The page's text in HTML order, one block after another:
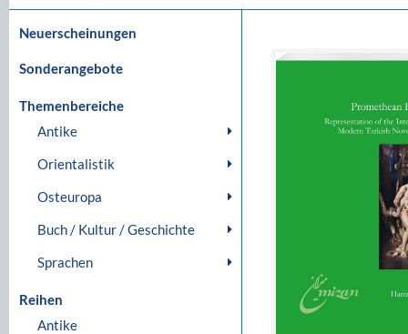
Neuerscheinungen
Sonderangebote
Themenbereiche
Antike
Orientalistik
Osteuropa
Buch / Kultur / Geschichte
Sprachen
Reihen
Antike